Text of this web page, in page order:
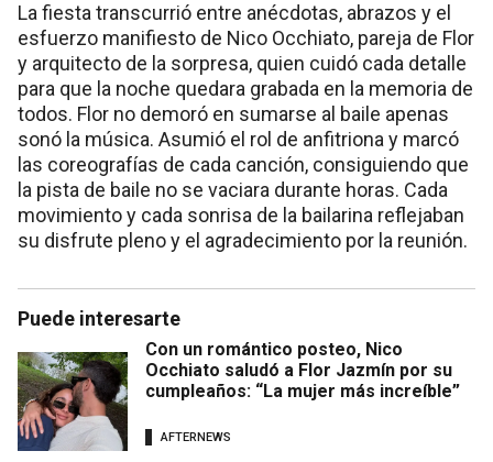
La fiesta transcurrió entre anécdotas, abrazos y el
esfuerzo manifiesto de Nico Occhiato, pareja de Flor
y arquitecto de la sorpresa, quien cuidó cada detalle
para que la noche quedara grabada en la memoria de
todos. Flor no demoró en sumarse al baile apenas
sonó la música. Asumió el rol de anfitriona y marcó
las coreografías de cada canción, consiguiendo que
la pista de baile no se vaciara durante horas. Cada
movimiento y cada sonrisa de la bailarina reflejaban
su disfrute pleno y el agradecimiento por la reunión.
Puede interesarte
Con un romántico posteo, Nico
Occhiato saludó a Flor Jazmín por su
cumpleaños: “La mujer más increíble”
AFTERNEWS